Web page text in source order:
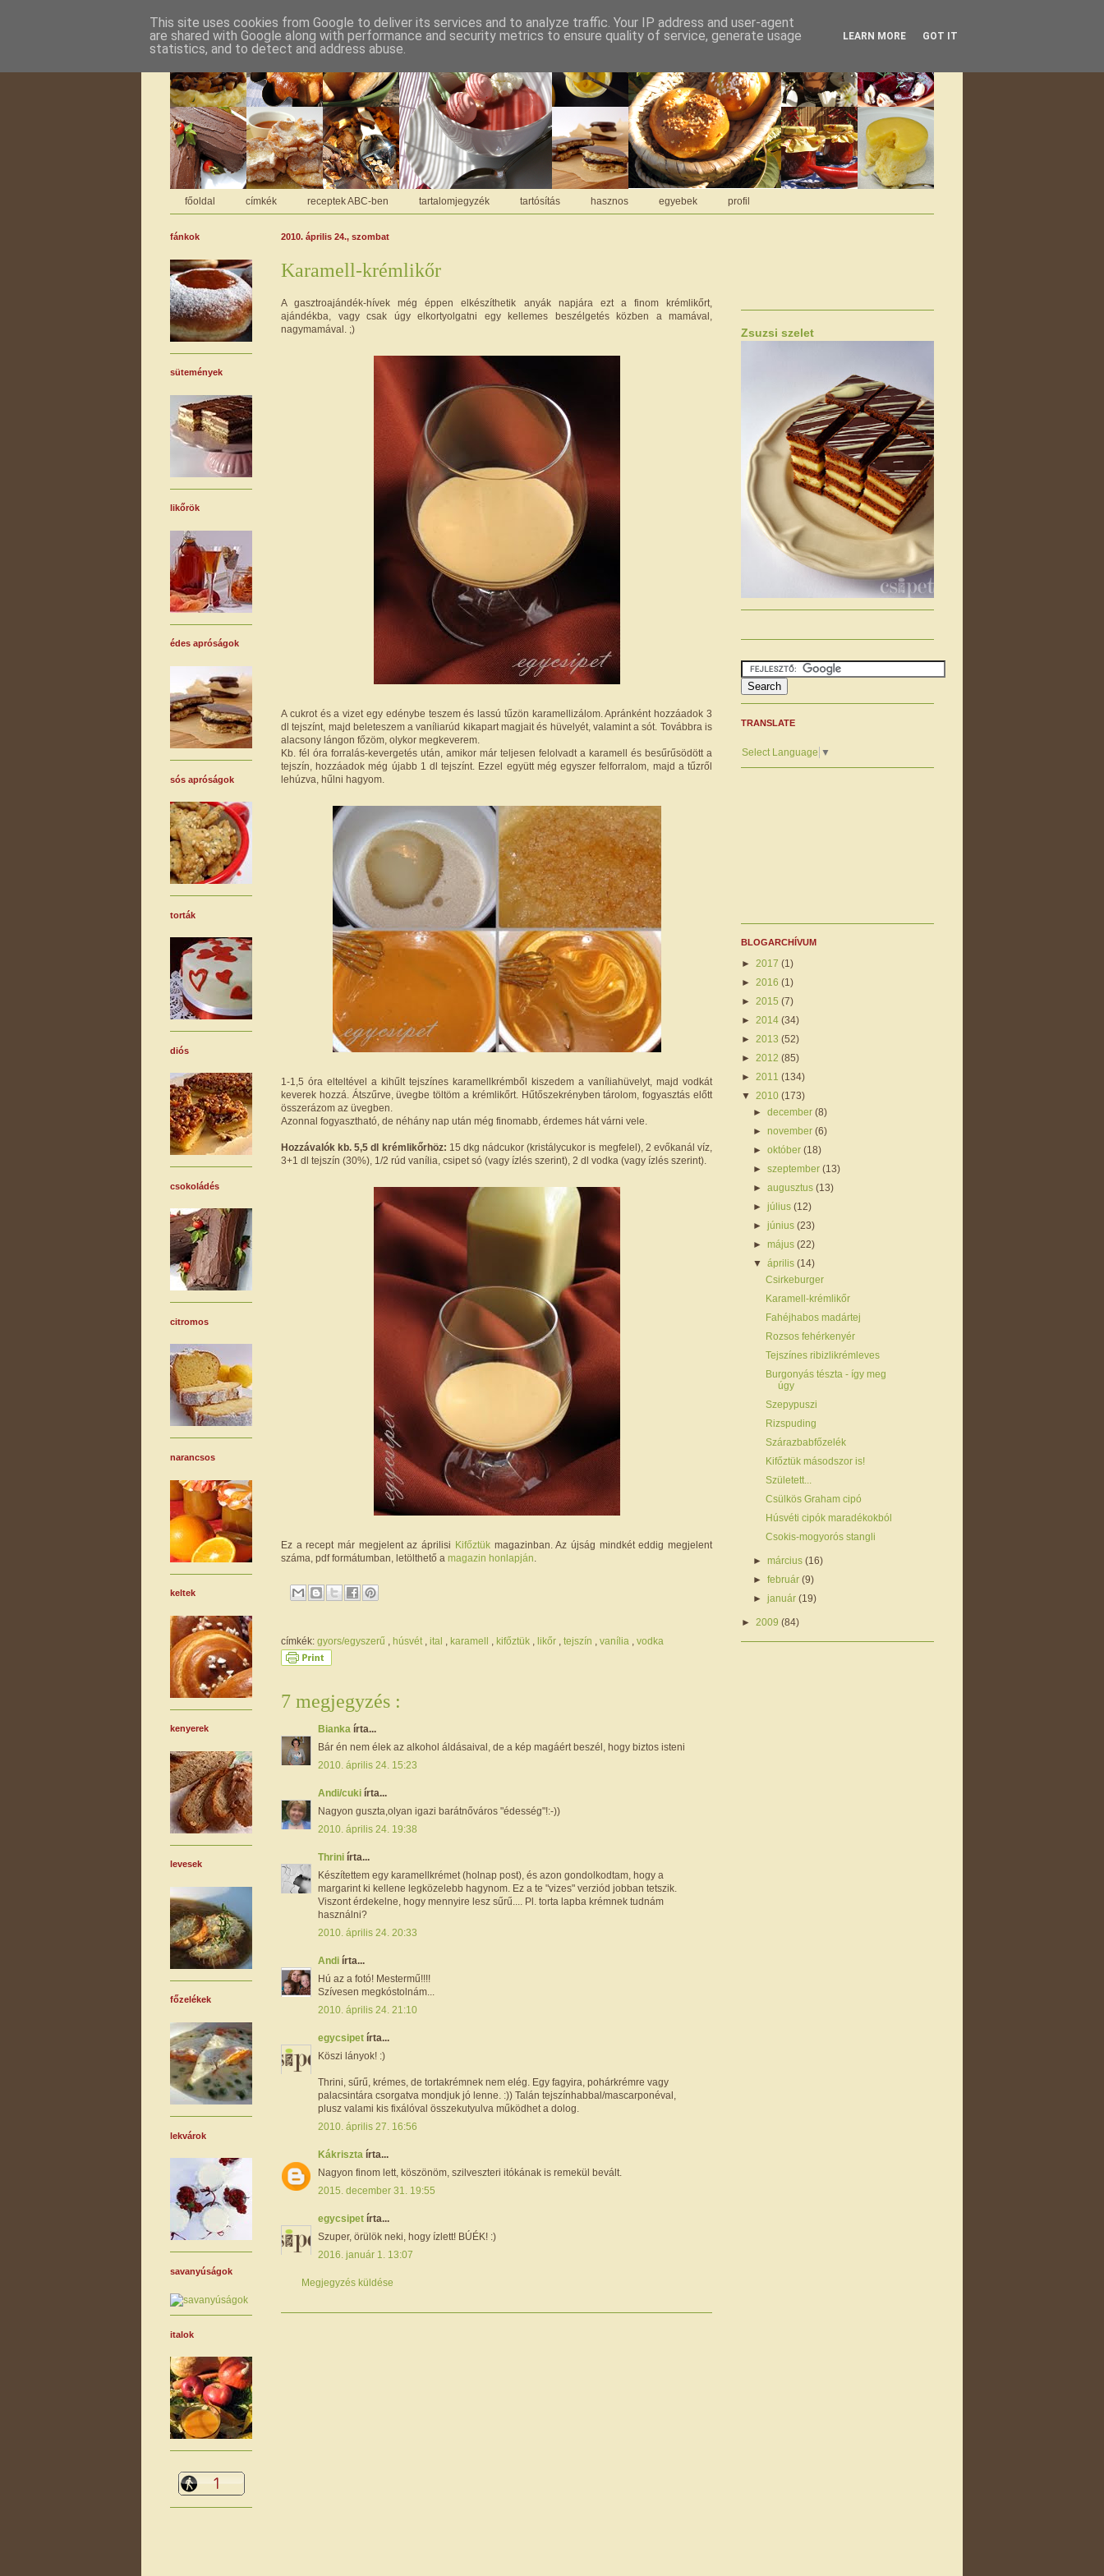
főoldal címkék receptek ABC-ben tartalomjegyzék tartósítás hasznos egyebek profil
2010. április 24., szombat
Karamell-krémlikőr
A gasztroajándék-hívek még éppen elkészíthetik anyák napjára ezt a finom krémlikőrt,
ajándékba, vagy csak úgy elkortyolgatni egy kellemes beszélgetés közben a mamával,
nagymamával. ;)
A cukrot és a vizet egy edénybe teszem és lassú tűzön karamellizálom. Apránként hozzáadok 3
dl tejszínt, majd beleteszem a vaníliarúd kikapart magjait és hüvelyét, valamint a sót. Továbbra is
alacsony lángon főzöm, olykor megkeverem.
Kb. fél óra forralás-kevergetés után, amikor már teljesen felolvadt a karamell és besűrűsödött a
tejszín, hozzáadok még újabb 1 dl tejszínt. Ezzel együtt még egyszer felforralom, majd a tűzről
lehúzva, hűlni hagyom.
1-1,5 óra elteltével a kihűlt tejszínes karamellkrémből kiszedem a vaníliahüvelyt, majd vodkát
keverek hozzá. Átszűrve, üvegbe töltöm a krémlikőrt. Hűtőszekrényben tárolom, fogyasztás előtt
összerázom az üvegben.
Azonnal fogyasztható, de néhány nap után még finomabb, érdemes hát várni vele.
Hozzávalók kb. 5,5 dl krémlikőrhöz: 15 dkg nádcukor (kristálycukor is megfelel), 2 evőkanál víz,
3+1 dl tejszín (30%), 1/2 rúd vanília, csipet só (vagy ízlés szerint), 2 dl vodka (vagy ízlés szerint).
Ez a recept már megjelent az áprilisi Kifőztükmagazinban. Az újság mindkét eddig megjelent
száma, pdf formátumban, letölthető a magazin honlapján
címkék: gyors/egyszerű húsvét ital karamell kifőztük likőr tejszín vanília vodka
7 megjegyzés :
Bianka írta...
Bár én nem élek az alkohol áldásaival, de a kép magáért beszél, hogy biztos isteni
2010. április 24. 15:23
Andi/cuki írta...
Nagyon guszta,olyan igazi barátnőváros "édesség"!:-))
2010. április 24. 19:38
Thrini írta...
Készítettem egy karamellkrémet (holnap post), és azon gondolkodtam, hogy a
margarint ki kellene legközelebb hagynom. Ez a te "vizes" verziód jobban tetszik.
Viszont érdekelne, hogy mennyire lesz sűrű.... Pl. torta lapba krémnek tudnám
használni?
2010. április 24. 20:33
Andi írta...
Hú az a fotó! Mestermű!!!!
Szívesen megkóstolnám...
2010. április 24. 21:10
egycsipet írta...
Köszi lányok! :)
Thrini, sűrű, krémes, de tortakrémnek nem elég. Egy fagyira, pohárkrémre vagy
palacsintára csorgatva mondjuk jó lenne. :)) Talán tejszínhabbal/mascarponéval,
plusz valami kis fixálóval összekutyulva működhet a dolog.
2010. április 27. 16:56
Kákriszta írta...
Nagyon finom lett, köszönöm, szilveszteri itókának is remekül bevált.
2015. december 31. 19:55
egycsipet írta...
Szuper, örülök neki, hogy ízlett! BÚÉK! :)
2016. január 1. 13:07
Megjegyzés küldése
fánkok
sütemények
likőrök
édes apróságok
sós apróságok
torták
diós
csokoládés
citromos
narancsos
keltek
kenyerek
levesek
főzelékek
lekvárok
savanyúságok
italok
Zsuzsi szelet
TRANSLATE
Select Language ▼
BLOGARCHÍVUM
► 2017 (1)
► 2016 (1)
► 2015 (7)
► 2014 (34)
► 2013 (52)
► 2012 (85)
► 2011 (134)
▼ 2010 (173)
►december(8)
►november(6)
►október(18)
►szeptember(13)
►augusztus(13)
►július(12)
►június(23)
►május(22)
▼április(14)
Csirkeburger
Karamell-krémlikőr
Fahéjhabos madártej
Rozsos fehérkenyér
Tejszínes ribizlikrémleves
Burgonyás tészta - így meg
úgy
Szepypuszi
Rizspuding
Szárazbabfőzelék
Kifőztük másodszor is!
Született...
Csülkös Graham cipó
Húsvéti cipók maradékokból
Csokis-mogyorós stangli
►március(16)
►február(9)
►január(19)
► 2009 (84)
This site uses cookies from Google to deliver its services and to analyze traffic. Your IP address and user-agent
are shared with Google along with performance and security metrics to ensure quality of service, generate usage
statistics, and to detect and address abuse.
LEARN MORE GOT IT